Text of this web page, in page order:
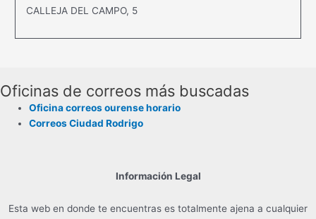
CALLEJA DEL CAMPO, 5
Oficinas de correos más buscadas
Oficina correos ourense horario
Correos Ciudad Rodrigo
Información Legal
Esta web en donde te encuentras es totalmente ajena a cualquier